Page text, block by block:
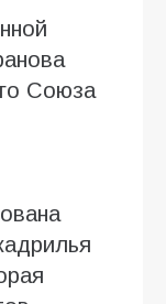
Союза